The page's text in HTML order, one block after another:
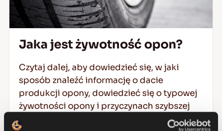
Jaka jest żywotność opon?
Czytaj dalej, aby dowiedzieć się, w jaki
sposób znaleźć informację o dacie
produkcji opony, dowiedzieć się o typowej
żywotności opony i przyczynach szybszej